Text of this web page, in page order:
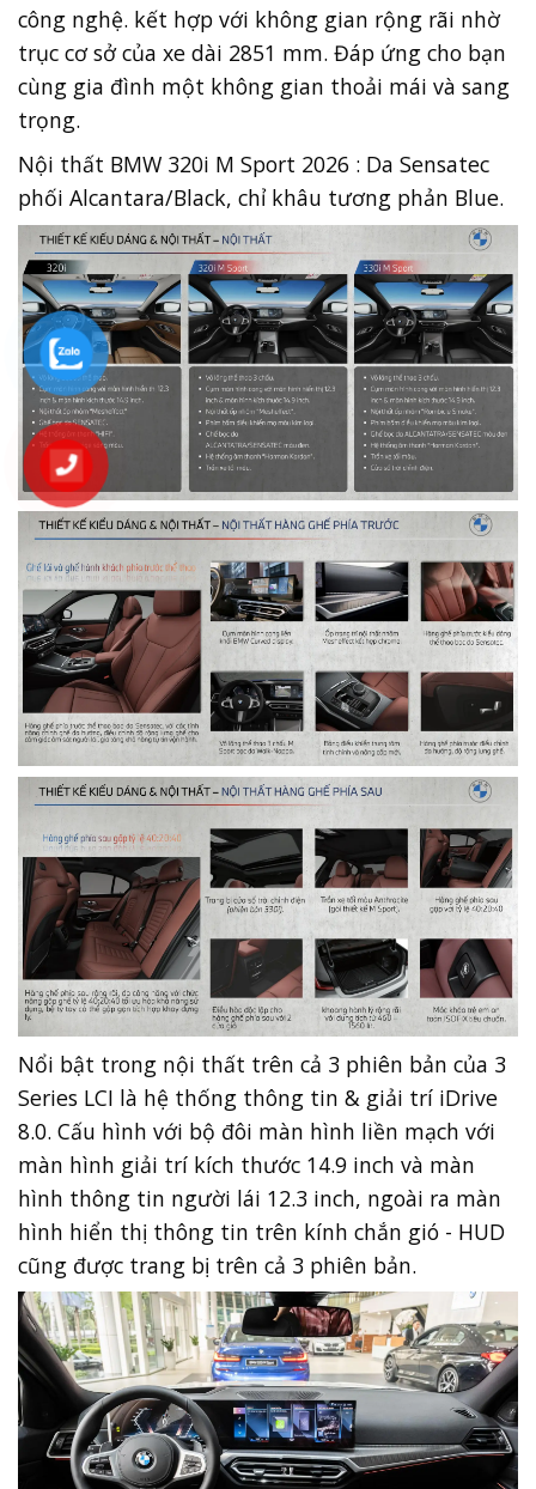
công nghệ. kết hợp với không gian rộng rãi nhờ
trục cơ sở của xe dài 2851 mm. Đáp ứng cho bạn
cùng gia đình một không gian thoải mái và sang
trọng.
Nội thất BMW 320i M Sport 2026 : Da Sensatec
phối Alcantara/Black, chỉ khâu tương phản Blue.
Nổi bật trong nội thất trên cả 3 phiên bản của 3
Series LCI là hệ thống thông tin & giải trí iDrive
8.0. Cấu hình với bộ đôi màn hình liền mạch với
màn hình giải trí kích thước 14.9 inch và màn
hình thông tin người lái 12.3 inch, ngoài ra màn
hình hiển thị thông tin trên kính chắn gió - HUD
cũng được trang bị trên cả 3 phiên bản.